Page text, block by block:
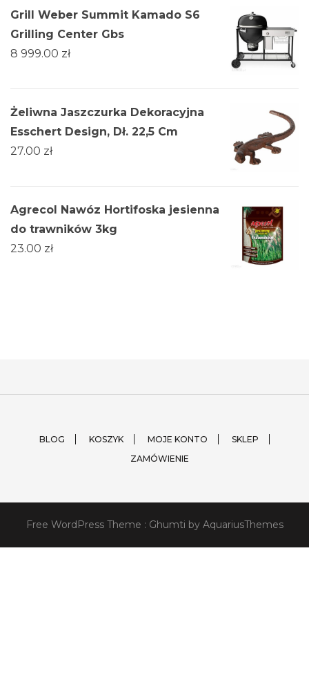
Grill Weber Summit Kamado S6
Grilling Center Gbs
8 999.00 zł
Żeliwna Jaszczurka Dekoracyjna
Esschert Design, Dł. 22,5 Cm
27.00 zł
Agrecol Nawóz Hortifoska jesienna
do trawników 3kg
23.00 zł
BLOG KOSZYK MOJE KONTO
SKLEP
ZAMÓWIENIE
Free WordPress Theme : Ghumti by AquariusThemes